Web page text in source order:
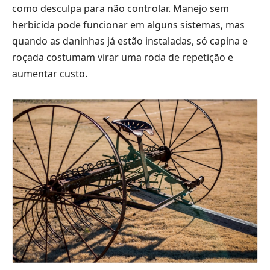
como desculpa para não controlar. Manejo sem
herbicida pode funcionar em alguns sistemas, mas
quando as daninhas já estão instaladas, só capina e
roçada costumam virar uma roda de repetição e
aumentar custo.